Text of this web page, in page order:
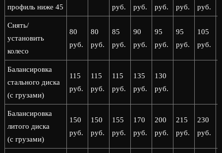
профиль ниже 45
руб.
руб.
руб.
руб.
руб.
Снять/
установить
колесо
80
руб.
80
руб.
85
руб.
90
руб.
95
руб.
95
руб.
105
руб.
Балансировка
стального диска
(с грузами)
115
руб.
115
руб.
115
руб.
135
руб.
130
руб.
Балансировка
литого диска
(с грузами)
150
руб.
150
руб.
155
руб.
170
руб.
200
руб.
215
руб.
230
руб.